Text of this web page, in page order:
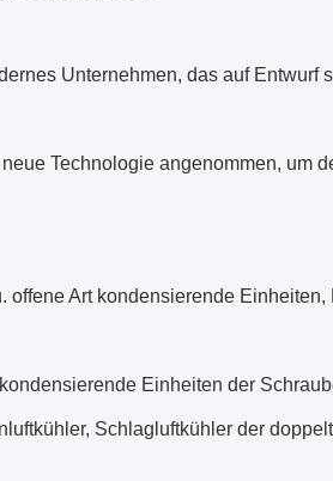
Unternehmen, das auf Entwurf
Technologie angenommen, um
offene Art kondensierende
Einheiten der
Schlagluftkühler der